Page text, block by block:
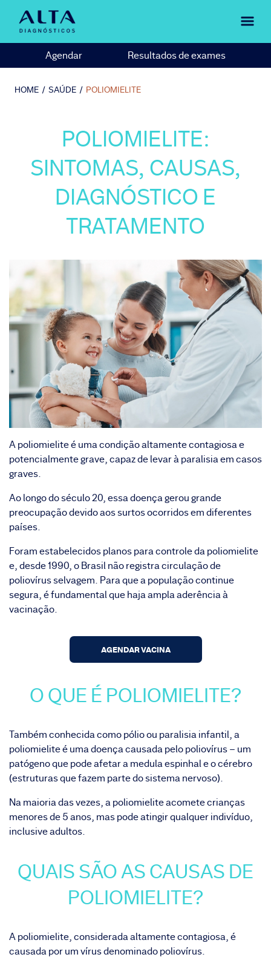
Agendar Resultados de exames
HOME / SAÚDE / POLIOMIELITE
POLIOMIELITE:
SINTOMAS, CAUSAS,
DIAGNÓSTICO E
TRATAMENTO
A poliomielite é uma condição altamente contagiosa e
potencialmente grave, capaz de levar à paralisia em casos
graves.
Ao longo do século 20, essa doença gerou grande
preocupação devido aos surtos ocorridos em diferentes
países.
Foram estabelecidos planos para controle da poliomielite
e, desde 1990, o Brasil não registra circulação de
poliovírus selvagem. Para que a população continue
segura, é fundamental que haja ampla aderência à
vacinação.
AGENDAR VACINA
O QUE É POLIOMIELITE?
Também conhecida como pólio ou paralisia infantil, a
poliomielite é uma doença causada pelo poliovírus – um
patógeno que pode afetar a medula espinhal e o cérebro
(estruturas que fazem parte do sistema nervoso).
Na maioria das vezes, a poliomielite acomete crianças
menores de 5 anos, mas pode atingir qualquer indivíduo,
inclusive adultos.
QUAIS SÃO AS CAUSAS DE
POLIOMIELITE?
A poliomielite, considerada altamente contagiosa, é
causada por um vírus denominado poliovírus.